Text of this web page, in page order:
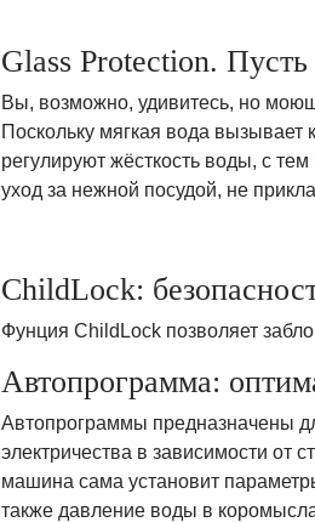
Glass Protection.
Вы, возможно, удивитесь, но
Поскольку мягкая вода
регулируют жёсткость воды, с
уход за нежной посудой, не
ChildLock:
Фунция ChildLock позволяет
Автопрограмма:
Автопрограммы предназначены
электричества в зависимости от
машина сама установит
также давление воды в